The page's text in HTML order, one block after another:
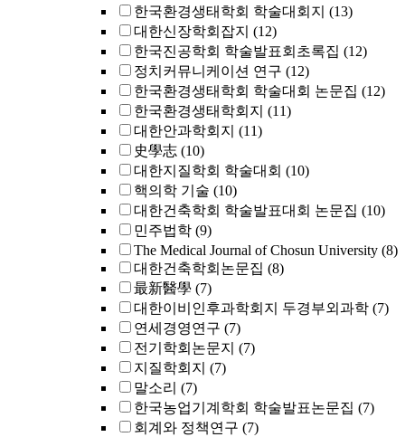
한국환경생태학회 학술대회지 (13)
대한신장학회잡지 (12)
한국진공학회 학술발표회초록집 (12)
정치커뮤니케이션 연구 (12)
한국환경생태학회 학술대회 논문집 (12)
한국환경생태학회지 (11)
대한안과학회지 (11)
史學志 (10)
대한지질학회 학술대회 (10)
핵의학 기술 (10)
대한건축학회 학술발표대회 논문집 (10)
민주법학 (9)
The Medical Journal of Chosun University (8)
대한건축학회논문집 (8)
最新醫學 (7)
대한이비인후과학회지 두경부외과학 (7)
연세경영연구 (7)
전기학회논문지 (7)
지질학회지 (7)
말소리 (7)
한국농업기계학회 학술발표논문집 (7)
회계와 정책연구 (7)